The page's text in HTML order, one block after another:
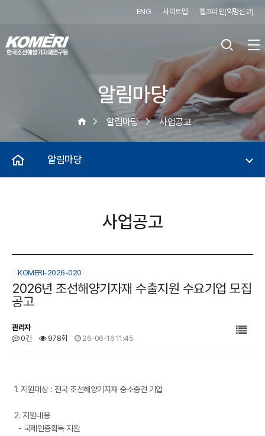
ENG 사이트맵 헬프라인(익명신고)
알림마당
알림마당 사업공고
알림마당
사업공고
KOMERI-2026-020
2026년 조선해양기자재 수출지원 수요기업 모집
공고
관리자
0건
978회 26-06-16 11:45
1. 지원대상 : 전국 조선해양기자재 중소중견 기업
2. 지원내용
- 국제인증획득 지원